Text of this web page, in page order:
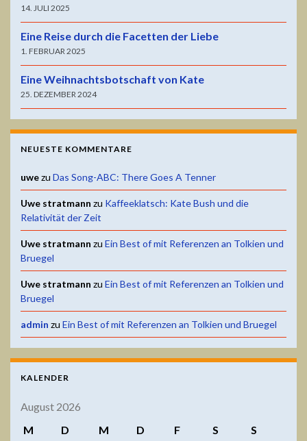
14. JULI 2025
Eine Reise durch die Facetten der Liebe
1. FEBRUAR 2025
Eine Weihnachtsbotschaft von Kate
25. DEZEMBER 2024
NEUESTE KOMMENTARE
uwezu Das Song-ABC: There Goes A Tenner
Uwe stratmann zu Kaffeeklatsch: Kate Bush und die
Relativität der Zeit
Uwe stratmann zu Ein Best of mit Referenzen an Tolkien und
Bruegel
Uwe stratmann zu Ein Best of mit Referenzen an Tolkien und
Bruegel
admin zu Ein Best of mit Referenzen an Tolkien und Bruegel
KALENDER
August 2026
M
D M D F S
S